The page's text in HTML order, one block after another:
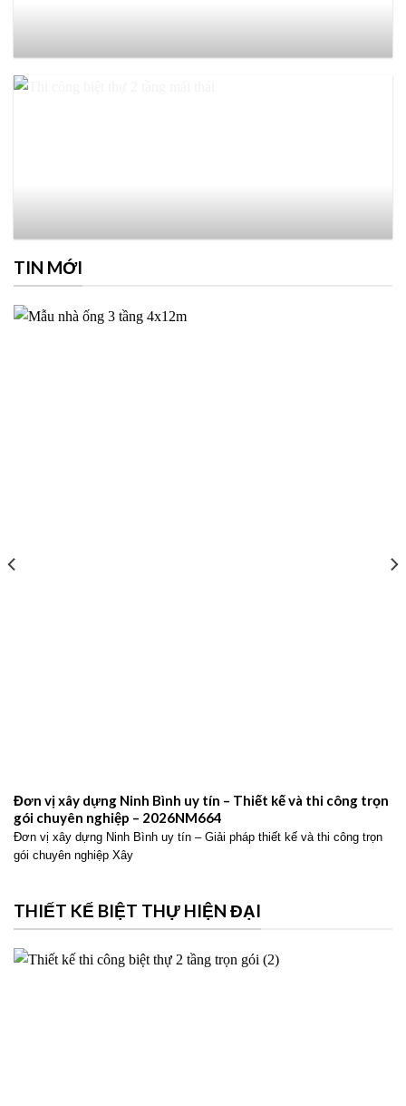
TIN MỚI
Đơn vị xây dựng Ninh Bình uy tín – Thiết kế và thi công trọn
gói chuyên nghiệp – 2026NM664
Đơn vị xây dựng Ninh Bình uy tín – Giải pháp thiết kế và thi công trọn
gói chuyên nghiệp Xây
THIẾT KẾ BIỆT THỰ HIỆN ĐẠI